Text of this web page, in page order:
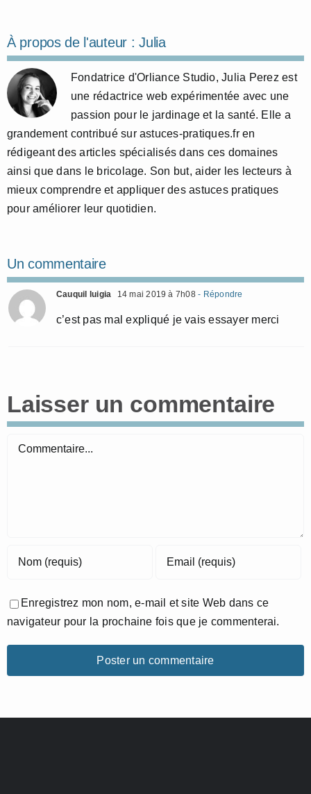
À propos de l'auteur :Julia
Fondatrice d'Orliance Studio, Julia Perez est
une rédactrice web expérimentée avec une
passion pour le jardinage et la santé. Elle a
grandement contribué sur astuces-pratiques.fr en
rédigeant des articles spécialisés dans ces domaines
ainsi que dans le bricolage. Son but, aider les lecteurs à
mieux comprendre et appliquer des astuces pratiques
pour améliorer leur quotidien.
Un commentaire
Cauquil luigia 14 mai 2019 à 7h08- Répondre
c’est pas mal expliqué je vais essayer merci
Laisser un commentaire
Commentaire
Enregistrez mon nom, e-mail et site Web dans ce
navigateur pour la prochaine fois que je commenterai.